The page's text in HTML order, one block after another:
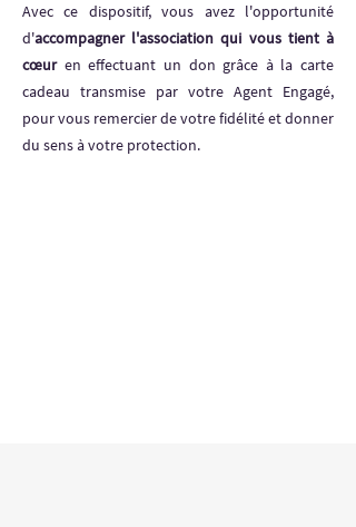
Avec ce dispositif, vous avez l'opportunité
d'accompagner l'association qui vous tient à
cœuren effectuant un don grâce à la carte
cadeau transmise par votre Agent Engagé,
pour vous remercier de votre fidélité et donner
du sens à votre protection.